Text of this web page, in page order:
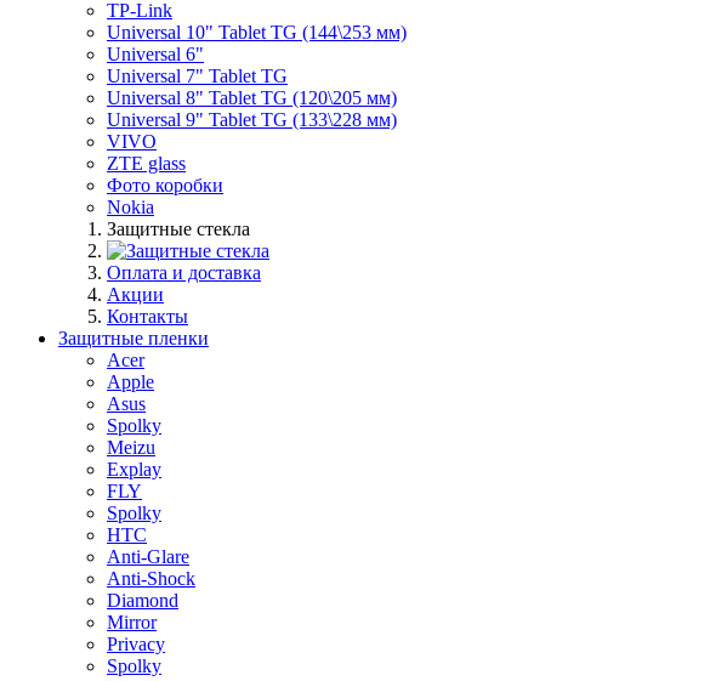
TP-Link
Universal 10" Tablet TG (144\253 мм)
Universal 6"
Universal 7" Tablet TG
Universal 8" Tablet TG (120\205 мм)
Universal 9" Tablet TG (133\228 мм)
VIVO
ZTE glass
Фото коробки
Nokia
Защитные стекла
Оплата и доставка
Акции
Контакты
Защитные пленки
Acer
Apple
Asus
Spolky
Meizu
Explay
FLY
Spolky
HTC
Anti-Glare
Anti-Shock
Diamond
Mirror
Privacy
Spolky